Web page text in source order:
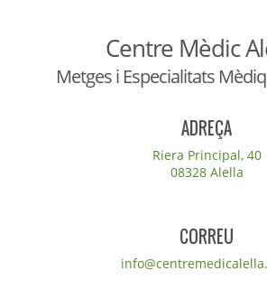
Centre Mèdic
Metges i Especialitats
ADREÇA
Riera Principal, 40
08328 Alella
CORREU